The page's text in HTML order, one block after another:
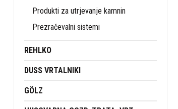
Produkti za utrjevanje kamnin
Prezračevalni sistemi
REHLKO
DUSS VRTALNIKI
GÖLZ